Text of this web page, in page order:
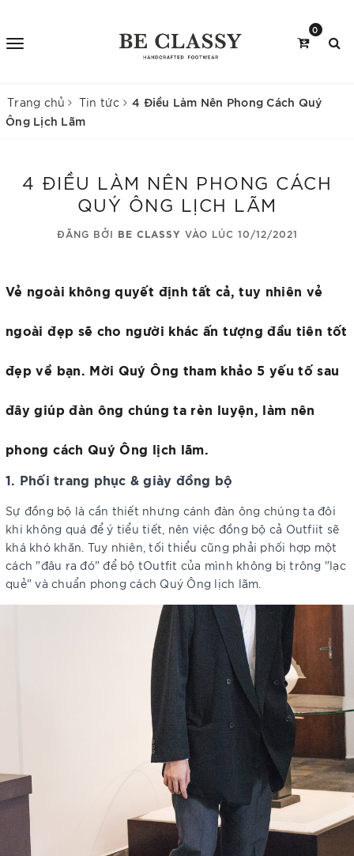
0
Trang chủ Tin tức
4 Điều Làm Nên Phong Cách Quý
Ông Lịch Lãm
4 ĐIỀU LÀM NÊN PHONG CÁCH
QUÝ ÔNG LỊCH LÃM
ĐĂNG BỞI BE CLASSY VÀO LÚC 10/12/2021
Vẻ ngoài không quyết định tất cả, tuy nhiên vẻ
ngoài đẹp sẽ cho người khác ấn tượng đầu tiên tốt
đẹp về bạn. Mời Quý Ông tham khảo 5 yếu tố sau
đây giúp đàn ông chúng ta rèn luyện, làm nên
phong cách Quý Ông lịch lãm.
1. Phối trang phục & giày đồng bộ
Sự đồng bộ là cần thiết nhưng cánh đàn ông chúng ta đôi
khi không quá để ý tiểu tiết, nên việc đồng bộ cả Outfiit sẽ
khá khó khăn. Tuy nhiên, tối thiểu cũng phải phối hợp một
cách "đâu ra đó" để bộ tOutfit của mình không bị trông "lạc
quẻ" và chuẩn phong cách Quý Ông lịch lãm.